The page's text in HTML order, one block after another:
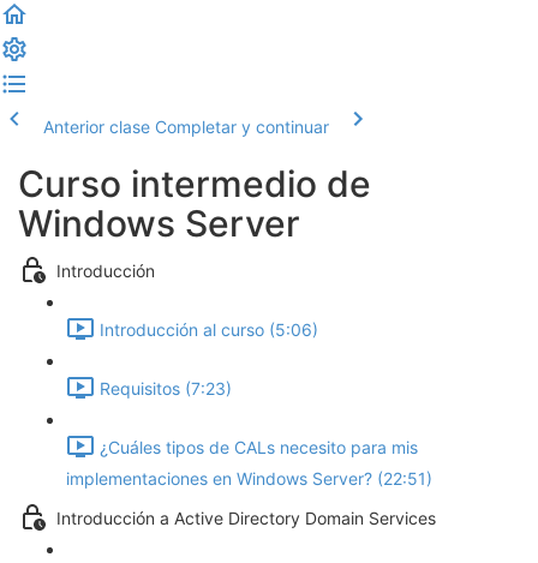
Anterior clase Completar y continuar
Curso intermedio de
Windows Server
Introducción
Introducción al curso (5:06)
Requisitos (7:23)
¿Cuáles tipos de CALs necesito para mis
implementaciones en Windows Server? (22:51)
Introducción a Active Directory Domain Services